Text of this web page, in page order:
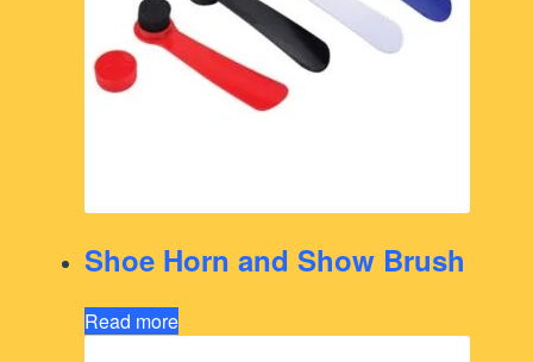
Shoe Horn and Show Brush
Read more